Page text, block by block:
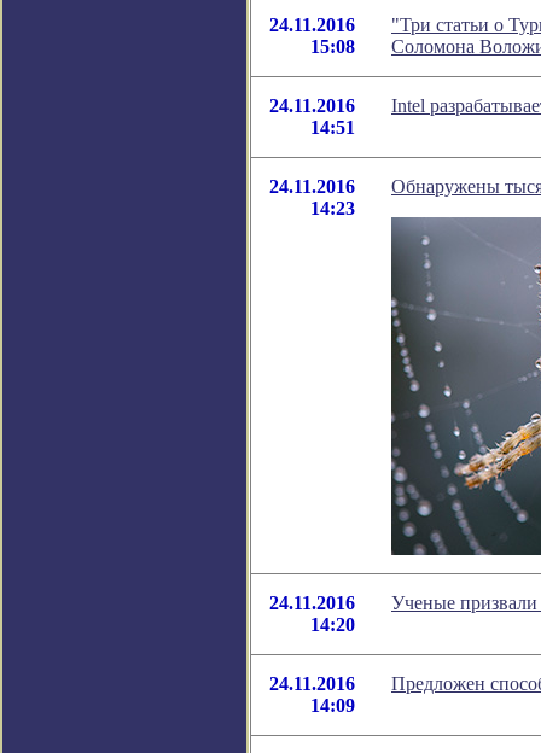
24.11.2016
15:08
"Три статьи о
Соломона
24.11.2016
14:51
Intel
24.11.2016
14:23
Обнаружены
24.11.2016
14:20
Ученые призвали
24.11.2016
14:09
Предложен